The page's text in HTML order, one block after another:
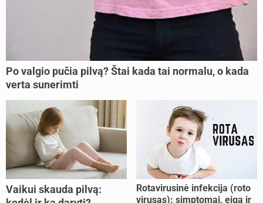
Po valgio pučia pilvą? Štai kada tai normalu, o kada
verta sunerimti
Vaikui skauda pilvą:
Rotavirusinė infekcija (roto
virusas): simptomai, eiga ir